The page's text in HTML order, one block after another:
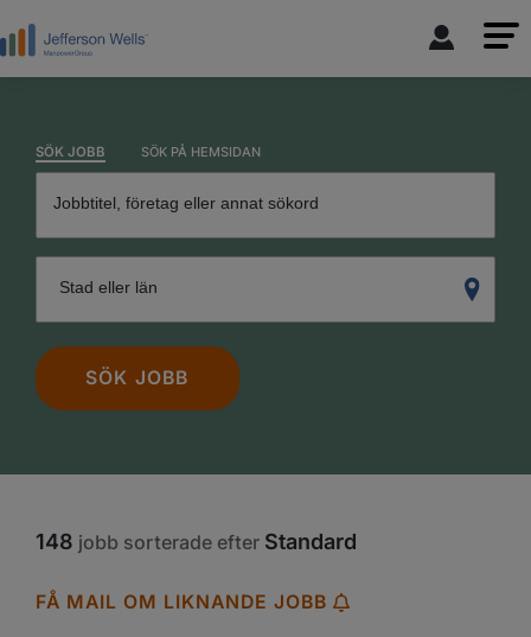
SÖK JOBB SÖK PÅ HEMSIDAN
Jobbtitel, företag eller annat sökord
Stad eller län
SÖK JOBB
148 jobb sorterade efter Standard
FÅ MAIL OM LIKNANDE JOBB